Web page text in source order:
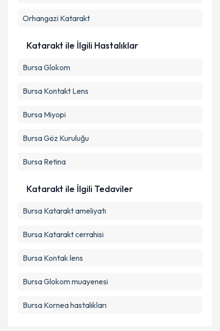
Orhangazi Katarakt
Katarakt ile İlgili Hastalıklar
Bursa Glokom
Bursa Kontakt Lens
Bursa Miyopi
Bursa Göz Kuruluğu
Bursa Retina
Katarakt ile İlgili Tedaviler
Bursa Katarakt ameliyatı
Bursa Katarakt cerrahisi
Bursa Kontak lens
Bursa Glokom muayenesi
Bursa Kornea hastalıkları